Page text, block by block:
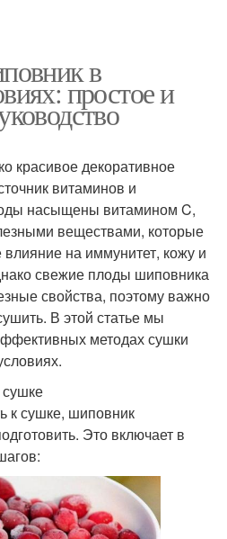
в
простое и
красивое декоративное
витаминов и
насыщены витамином C,
веществами, которые
на иммунитет, кожу и
свежие плоды шиповника
свойства, поэтому важно
В этой статье мы
методах сушки
к сушке, шиповник
Это включает в